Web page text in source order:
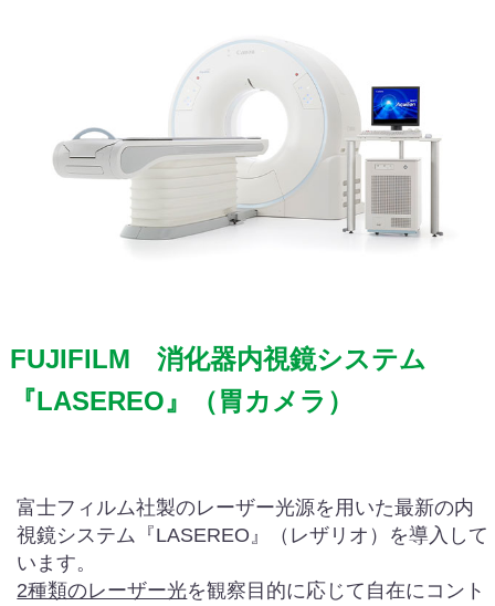
FUJIFILM 消化器内視鏡システム
『LASEREO』（胃カメラ）
富士フィルム社製のレーザー光源を用いた最新の内
視鏡システム『LASEREO』（レザリオ）を導入して
います。
2種類のレーザー光を観察目的に応じて自在にコント